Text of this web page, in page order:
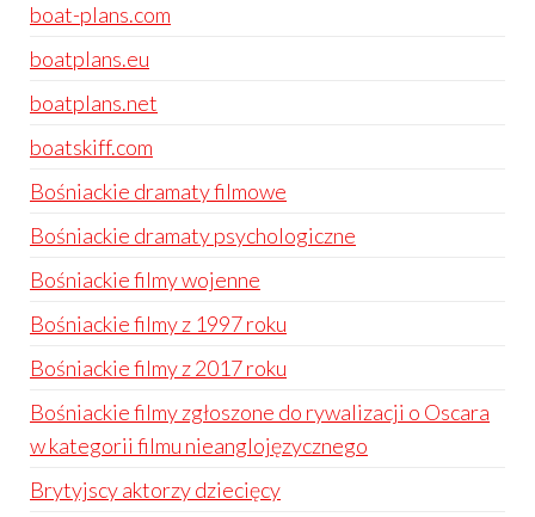
boat-plans.com
boatplans.eu
boatplans.net
boatskiff.com
Bośniackie dramaty filmowe
Bośniackie dramaty psychologiczne
Bośniackie filmy wojenne
Bośniackie filmy z 1997 roku
Bośniackie filmy z 2017 roku
Bośniackie filmy zgłoszone do rywalizacji o Oscara
w kategorii filmu nieanglojęzycznego
Brytyjscy aktorzy dziecięcy